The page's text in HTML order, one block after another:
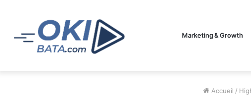
Marketing & Growth
Accueil /